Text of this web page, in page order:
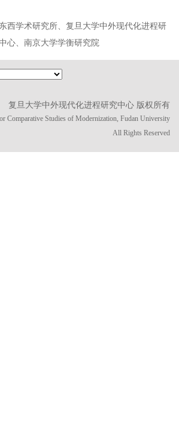
西学术研究所、复旦大学中外现代化进程研
心、南京大学学衡研究院
复旦大学中外现代化进程研究中心 版权所有
Comparative Studies of Modernization, Fudan University
All Rights Reserved